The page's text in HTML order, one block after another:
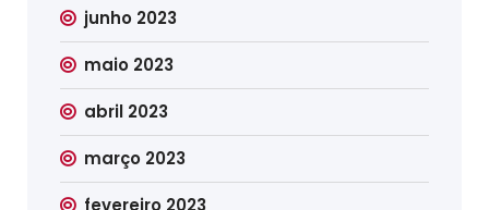
junho 2023
maio 2023
abril 2023
março 2023
fevereiro 2023